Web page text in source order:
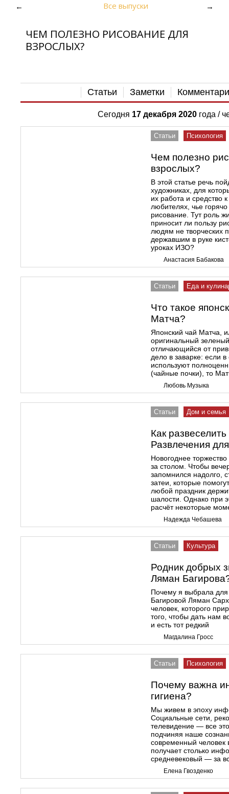
← Все выпуски →
ЧЕМ ПОЛЕЗНО РИСОВАНИЕ ДЛЯ
ВЗРОСЛЫХ?
Статьи Заметки
Сегодня 17 декабря 2020года /
Статьи Психология
Чем полезно
взрослых?
В этой статье речь
художниках, для
их работа и средство
любителях, чье
рисование. Тут роль
приносит ли пользу
людям не творческих
державшим в руке
уроках ИЗО?
Анастасия Бабакова
Статьи Еда и
Что такое
Матча?
Японский чай Матча,
оригинальный
отличающийся от
дело в заварке: если
используют
(чайные почки), то
Любовь Музыка
Статьи Дом и семья
Как развеселить
Развлечения
Новогоднее
за столом. Чтобы
запомнился надолго,
затеи, которые
любой праздник
шалости. Однако при
расчёт некоторые
Надежда Чебашева
Статьи Культура
Родник добрых
Ляман
Почему я выбрала для
Багировой Ляман
человек, которого
того, чтобы дать нам
и есть тот редкий
Магдалина Гросс
Статьи Психология
Почему важна
гигиена?
Мы живем в эпоху
Социальные сети,
телевидение — все
подчиняя наше
современный человек
получает столько
средневековый — за
Елена Гвозденко